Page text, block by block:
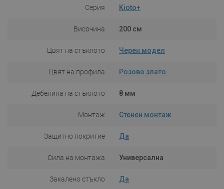
Серия Kioto+
Височина 200 см
Цвят на стъклото Черен модел
Цвят на профила Розово злато
Дебелина на стъклото 8 мм
Монтаж Стенен монтаж
Защитно покритие Да
Сила на монтажа Универсална
Закалено стъкло Да